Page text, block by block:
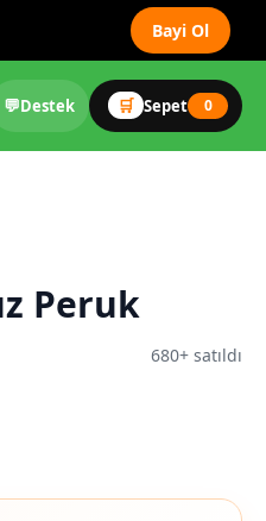
Bayi Ol
💬Destek 🛒 Sepet 0
Peruk
680+ satıldı